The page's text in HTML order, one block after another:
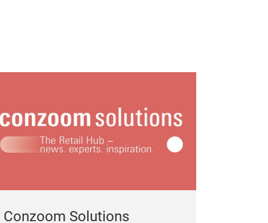
Conzoom Solutions